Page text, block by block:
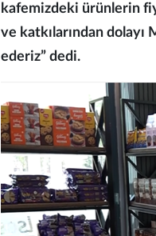
kafemizdeki ürünlerin
ve katkılarından dolayı
ederiz” dedi.